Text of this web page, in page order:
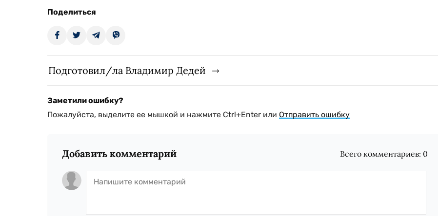
Поделиться
Подготовил/ла Владимир Дедей
Заметили ошибку?
Пожалуйста, выделите ее мышкой и нажмите Ctrl+Enter или Отправить ошибку
Добавить комментарий Всего комментариев: 0